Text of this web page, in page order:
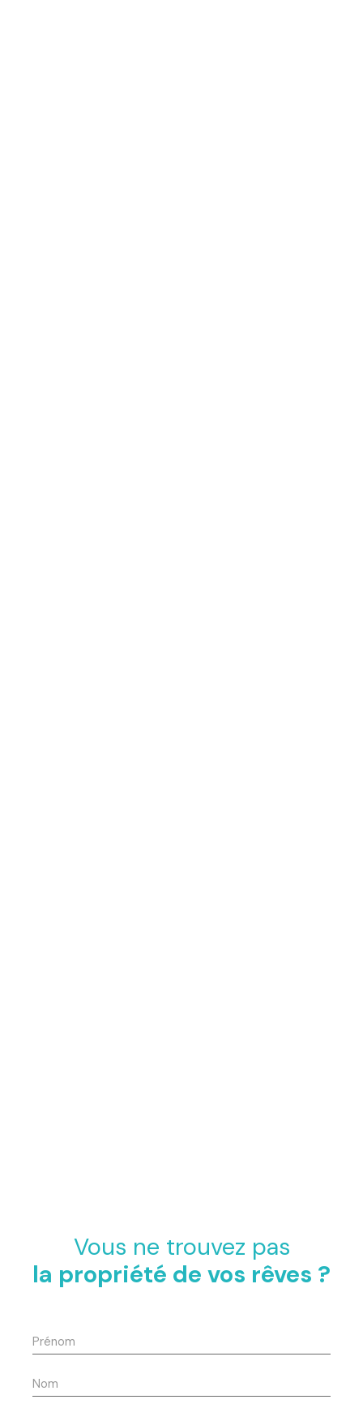
Vous ne trouvez pas
la propriété de vos rêves ?
Prénom
Nom